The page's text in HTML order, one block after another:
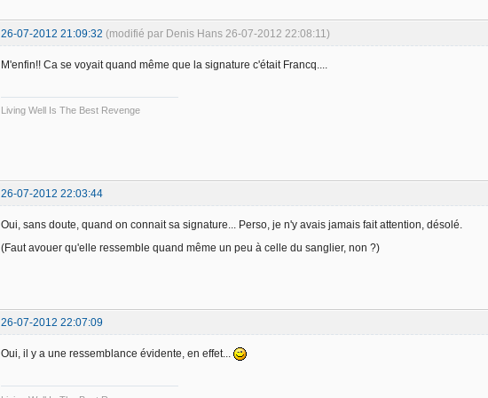
26-07-2012 21:09:32 (modifié par Denis Hans 26-07-2012 22:08:11)
M'enfin!! Ca se voyait quand même que la signature c'était Francq....
Living Well Is The Best Revenge
26-07-2012 22:03:44
Oui, sans doute, quand on connait sa signature... Perso, je n'y avais jamais fait attention, désolé.
(Faut avouer qu'elle ressemble quand même un peu à celle du sanglier, non ?)
26-07-2012 22:07:09
Oui, il y a une ressemblance évidente, en effet...